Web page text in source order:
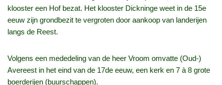
klooster een Hof bezat. Het klooster Dickninge weet in de 15e
eeuw zijn grondbezit te vergroten door aankoop van landerijen
langs de Reest.
Volgens een mededeling van de heer Vroom omvatte (Oud-)
Avereest in het eind van de 17de eeuw, een kerk en 7 à 8 grote
boerderijen (buurschappen).